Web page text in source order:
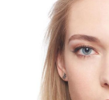
макияжа
Бирюзово-золотистый
макияж